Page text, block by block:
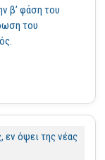
β’ φάση του
του
εν όψει της νέας